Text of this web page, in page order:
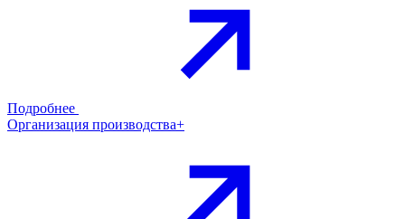
Подробнее
Организация производства+